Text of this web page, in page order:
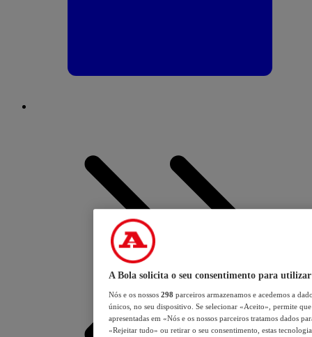
A Bola solicita o seu consentimento para utilizar
Nós e os nossos 298 parceiros armazenamos e acedemos a
únicos, no seu dispositivo. Se selecionar «Aceito», permite
apresentadas em «Nós e os nossos parceiros tratamos dados
«Rejeitar tudo» ou retirar o seu consentimento, estas